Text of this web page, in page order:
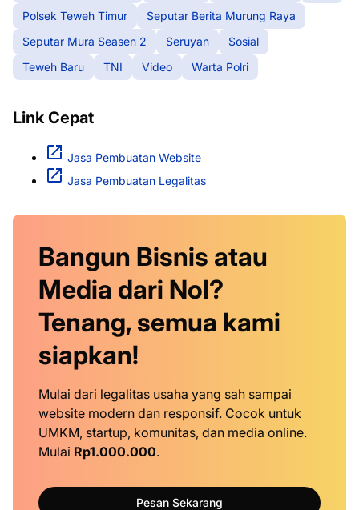
Polsek Teweh Timur
Seputar Berita Murung Raya
Seputar Mura Seasen 2
Seruyan
Sosial
Teweh Baru
TNI Video Warta Polri
Link Cepat
Jasa Pembuatan Website
Jasa Pembuatan Legalitas
Bangun Bisnis atau
Media dari Nol?
Tenang, semua kami
siapkan!
Mulai dari legalitas usaha yang sah sampai
website modern dan responsif. Cocok untuk
UMKM, startup, komunitas, dan media online.
Mulai Rp1.000.000.
Pesan Sekarang